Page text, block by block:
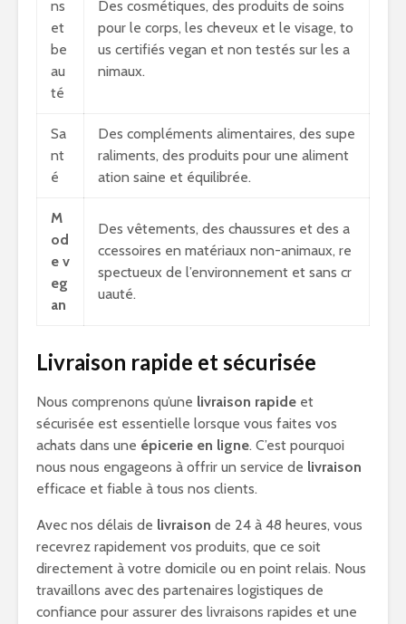
ns
et
be
au
té
Des cosmétiques, des produits de soins
pour le corps, les cheveux et le visage, to
us certifiés vegan et non testés sur les a
nimaux.
Sa
nt
é
Des compléments alimentaires, des supe
raliments, des produits pour une aliment
ation saine et équilibrée.
M
od
e v
eg
an
Des vêtements, des chaussures et des a
ccessoires en matériaux non-animaux, re
spectueux de l’environnement et sans cr
uauté.
Livraison rapide et sécurisée
Nous comprenons qu’une livraison rapide et
sécurisée est essentielle lorsque vous faites vos
achats dans une épicerie en ligne. C’est pourquoi
nous nous engageons à offrir un service de livraison
efficace et fiable à tous nos clients.
Avec nos délais de livraison de 24 à 48 heures, vous
recevrez rapidement vos produits, que ce soit
directement à votre domicile ou en point relais. Nous
travaillons avec des partenaires logistiques de
confiance pour assurer des livraisons rapides et une